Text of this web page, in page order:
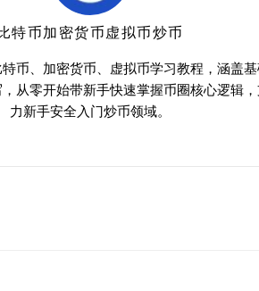
特币加密货币虚拟币炒币
币、加密货币、虚拟币学习教程，涵盖基
从零开始带新手快速掌握币圈核心逻辑
力新手安全入门炒币领域。